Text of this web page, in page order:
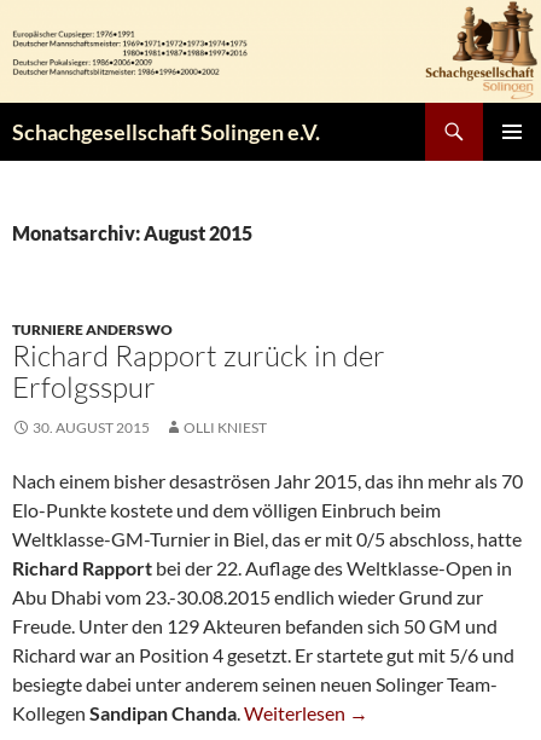
Inhalt
springen
Schachgesellschaft Solingen e.V.
Monatsarchiv: August 2015
TURNIERE ANDERSWO
Richard Rapport zurück in der
Erfolgsspur
30. AUGUST 2015 OLLI KNIEST
Nach einem bisher desaströsen Jahr 2015, das ihn mehr als 70
Elo-Punkte kostete und dem völligen Einbruch beim
Weltklasse-GM-Turnier in Biel, das er mit 0/5 abschloss, hatte
Richard Rapport bei der 22. Auflage des Weltklasse-Open in
Abu Dhabi vom 23.-30.08.2015 endlich wieder Grund zur
Freude. Unter den 129 Akteuren befanden sich 50 GM und
Richard war an Position 4 gesetzt. Er startete gut mit 5/6 und
besiegte dabei unter anderem seinen neuen Solinger Team-
Kollegen Sandipan Chanda.Richard Rapport Zurück In Der
Weiterlesen →